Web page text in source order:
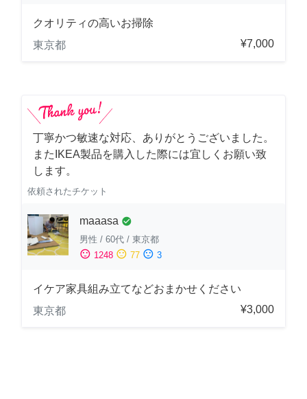
クオリティの高いお掃除
東京都
¥7,000
丁寧かつ敏速な対応、ありがとうございました。
またIKEA製品を購入した際には宜しくお願い致
します。
依頼されたチケット
maaasa check_circle
男性 / 60代 / 東京都
sentiment_satisfied 1248 sentiment_neutral 77 sentiment_dissatisfied 3
イケア家具組み立てなどおまかせください
東京都
¥3,000